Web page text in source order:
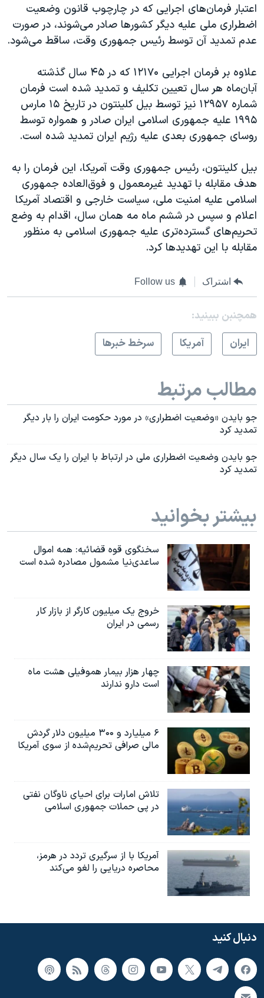
اعتبار فرمان‌های اجرایی که در چارچوب قانون وضعیت
اضطراری ملی علیه دیگر کشورها صادر می‌شوند، در صورت
عدم تمدید آن توسط رئیس جمهوری وقت، ساقط می‌شود.
علاوه بر فرمان اجرایی ۱۲۱۷۰ که در ۴۵ سال گذشته
آبان‌ماه هر سال تعیین تکلیف و تمدید شده است فرمان
شماره ۱۲۹۵۷ نیز توسط بیل کلینتون در تاریخ ۱۵ مارس
۱۹۹۵ علیه جمهوری اسلامی ایران صادر و همواره توسط
روسای جمهوری بعدی علیه رژیم ایران تمدید شده است.
بیل کلینتون، رئیس جمهوری وقت آمریکا، این فرمان را به
هدف مقابله با تهدید غیرمعمول و فوق‌العاده جمهوری
اسلامی علیه امنیت ملی، سیاست خارجی و اقتصاد آمریکا
اعلام و سپس در ششم ماه مه همان سال، اقدام به وضع
تحریم‌های گسترده‌تری علیه جمهوری اسلامی به منظور
مقابله با این تهدیدها کرد.
اشتراک Follow us
همچنبن ببینید:
ايران
آمريکا سرخط خبرها
مطالب مرتبط
جو بایدن «وضعیت اضطراری» در مورد حکومت ایران را بار دیگر
تمدید کرد
جو بایدن وضعیت اضطراری ملی در ارتباط با ایران را یک سال دیگر
تمدید کرد
بیشتر بخوانید
سخنگوی قوه قضائیه: همه اموال
ساعدی‌نیا مشمول مصادره شده است
خروج یک میلیون کارگر از بازار کار
رسمی در ایران
چهار هزار بیمار هموفیلی هشت ماه
است دارو ندارند
۶ میلیارد و ۳۰۰ میلیون دلار گردش
مالی صرافی تحریم‌شده از سوی آمریکا
تلاش امارات برای احیای ناوگان نفتی
در پی حملات جمهوری اسلامی
آمریکا با از سرگیری تردد در هرمز،
محاصره دریایی را لغو می‌کند
دنبال کنید